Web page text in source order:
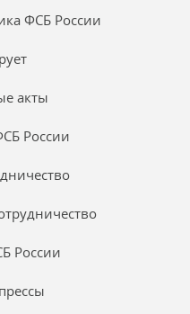
ФСБ России
акты
России
России